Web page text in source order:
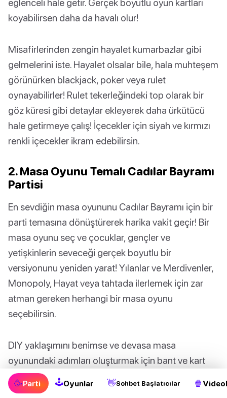
koyabilirsen daha da havalı olur!
Misafirlerinden zengin hayalet kumarbazlar gibi
gelmelerini iste. Hayalet olsalar bile, hala muhteşem
görünürken blackjack, poker veya rulet
oynayabilirler! Rulet tekerleğindeki top olarak bir
göz küresi gibi detaylar ekleyerek daha ürkütücü
hale getirmeye çalış! İçecekler için siyah ve kırmızı
renkli içecekler ikram edebilirsin.
2. Masa Oyunu Temalı Cadılar Bayramı
Partisi
En sevdiğin masa oyununu Cadılar Bayramı için bir
parti temasına dönüştürerek harika vakit geçir! Bir
masa oyunu seç ve çocuklar, gençler ve
yetişkinlerin seveceği gerçek boyutlu bir
versiyonunu yeniden yarat! Yılanlar ve Merdivenler,
Monopoly, Hayat veya tahtada ilerlemek için zar
atman gereken herhangi bir masa oyunu
seçebilirsin.
DIY yaklaşımını benimse ve devasa masa
oyunundaki adımları oluşturmak için bant ve kart
stoğu kullan. Dev zar da unutma! Gerçek boyutlu
masa oyununun yanı sıra, parti mekanını da masa
🥳Parti 🕹Oyunlar 👋Sohbet Başlatıcılar 🍿